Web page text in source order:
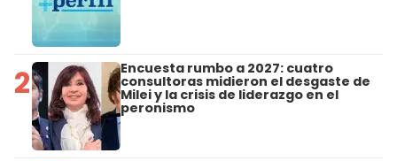
2 Encuesta rumbo a 2027: cuatro
consultoras midieron el desgaste de
Milei y la crisis de liderazgo en el
peronismo